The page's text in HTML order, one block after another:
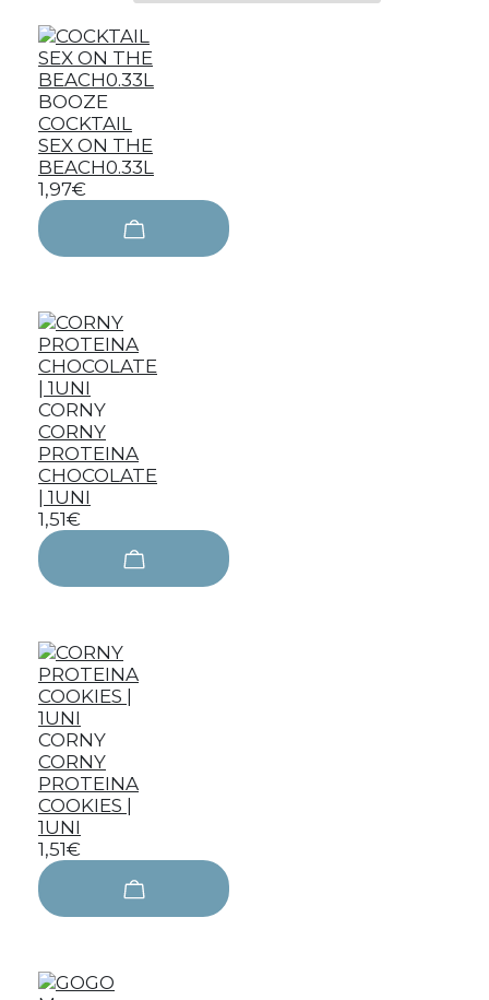
BOOZE
COCKTAIL
SEX ON THE
BEACH0.33L
1,97€
CORNY
CORNY
PROTEINA
CHOCOLATE
| 1UNI
1,51€
CORNY
CORNY
PROTEINA
COOKIES |
1UNI
1,51€